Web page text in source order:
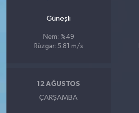
Güneşli
Nem: %49
Rüzgar: 5.81 m/s
12 AĞUSTOS
ÇARŞAMBA